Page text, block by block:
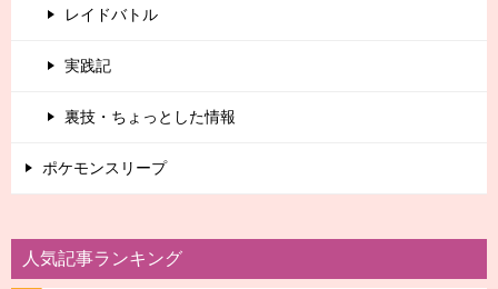
レイドバトル
実践記
裏技・ちょっとした情報
ポケモンスリープ
人気記事ランキング